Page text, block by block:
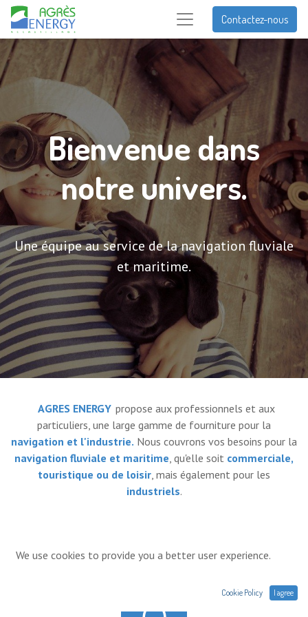
Contactez-nous
Bienvenue dans
notre univers.
Une équipe au service de la navigation fluviale
et maritime.
AGRES ENERGY propose aux professionnels et aux
particuliers, une large gamme de fourniture pour la
navigation et l'industrie. Nous couvrons vos besoins pour la
navigation fluviale et maritime , qu'elle soit commerciale,
touristique ou de loisir , mais également pour les
industriels.
We use cookies to provide you a better user experience.
Cookie Policy I agree